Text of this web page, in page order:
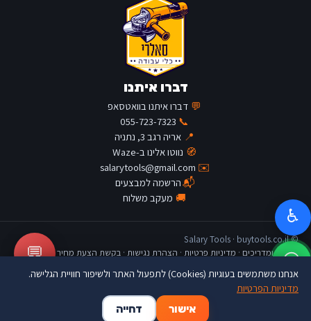
דברו איתנו
💬 דברו איתנו בוואטסאפ
📞
055-723-7323
📍 אריה רגב 3, נתניה
🧭 נווטו אלינו ב-Waze
✉️
salarytools@gmail.com
📬הרשמה למבצעים
🚚 מעקב משלוח
© Salary Tools · buytools.co.il
כתבות ומדריכים · מדיניות פרטיות · הצהרת נגישות · בקשת הצעת מחיר 💬
♿
🛒
אנחנו משתמשים בעוגיות (Cookies) לתפעול האתר ולשיפור חוויית הגלישה.
מדיניות הפרטיות
אישור
דחייה